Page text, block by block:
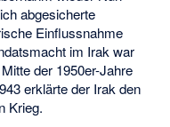
abgesicherte
Einflussnahme
im Irak war
Mitte der 1950er-Jahre
erklärte der Irak den
Krieg.